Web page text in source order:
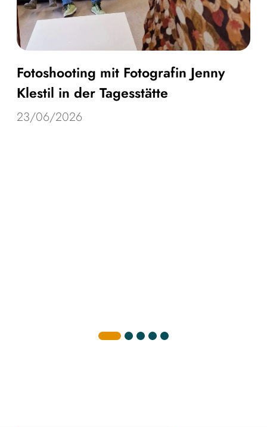
Fotoshooting mit Fotografin Jenny
Klestil in der Tagesstätte
23/06/2026